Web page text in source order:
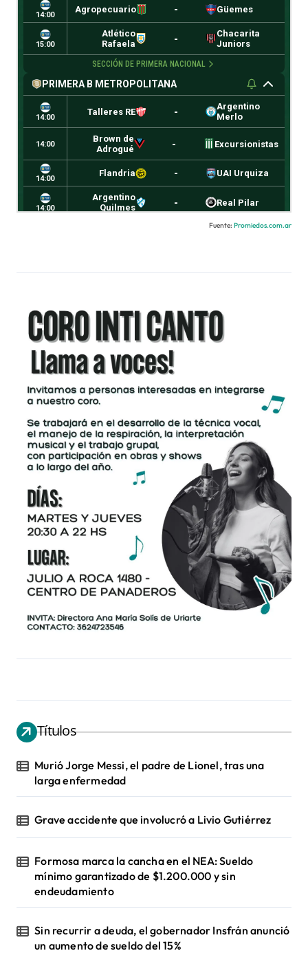
Fuente: Promiedos.com.ar
Títulos
Murió Jorge Messi, el padre de Lionel, tras una
larga enfermedad
Grave accidente que involucró a Livio Gutiérrez
Formosa marca la cancha en el NEA: Sueldo
mínimo garantizado de $1.200.000 y sin
endeudamiento
Sin recurrir a deuda, el gobernador Insfrán anunció
un aumento de sueldo del 15%